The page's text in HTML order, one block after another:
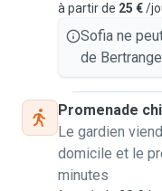
à partir de 25 €/
Sofia ne
de
Promenade
Le gardien
domicile et le
minutes